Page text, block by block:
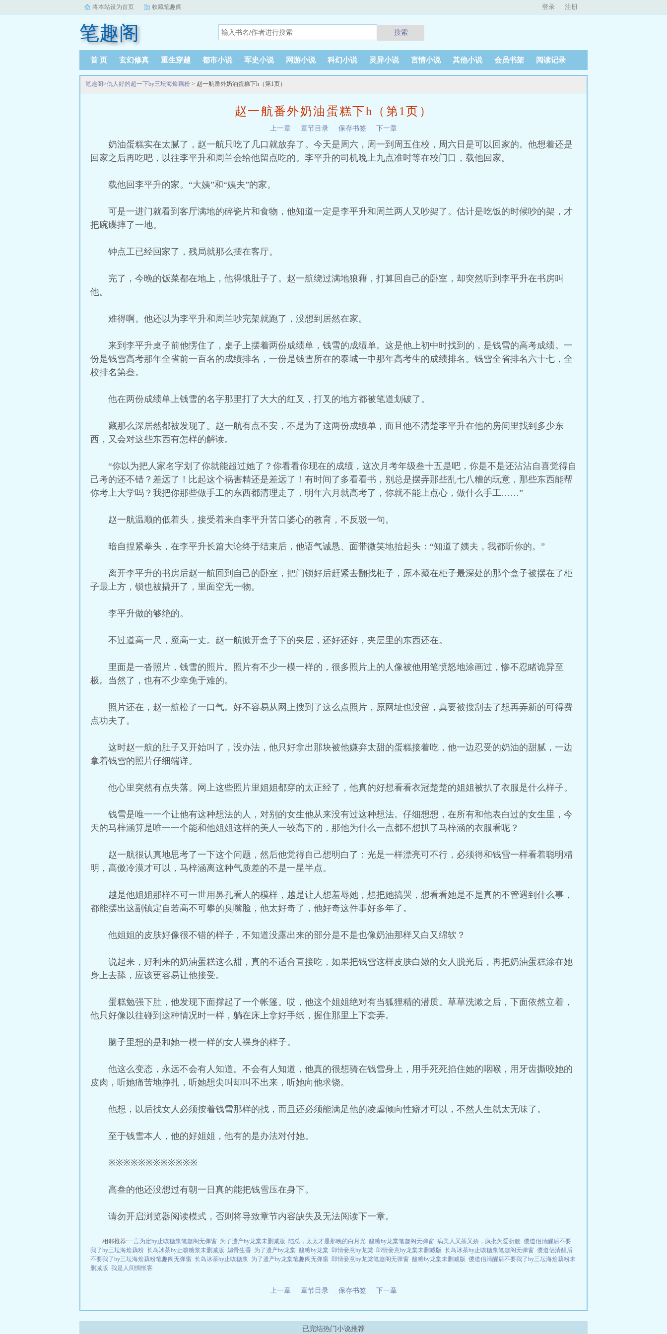
将本站设为首页 收藏笔趣阁 登录 注册
笔趣阁 搜索
首 页 玄幻修真 重生穿越 都市小说 军史小说 网游小说 科幻小说 灵异小说 言情小说 其他小说 会员书架 阅读记录
笔趣阁>仇人好的超一下by三坛海烩藕粉 > 赵一航番外奶油蛋糕下h（第1页）
赵一航番外奶油蛋糕下h（第1页）
上一章 章节目录 保存书签 下一章
奶油蛋糕实在太腻了，赵一航只吃了几口就放弃了。今天是周六，周一到周五住校，周六日是可以回家的。他想着还是
回家之后再吃吧，以往李平升和周兰会给他留点吃的。李平升的司机晚上九点准时等在校门口，载他回家。
载他回李平升的家。“大姨”和“姨夫”的家。
可是一进门就看到客厅满地的碎瓷片和食物，他知道一定是李平升和周兰两人又吵架了。估计是吃饭的时候吵的架，才
把碗碟摔了一地。
钟点工已经回家了，残局就那么摆在客厅。
完了，今晚的饭菜都在地上，他得饿肚子了。赵一航绕过满地狼藉，打算回自己的卧室，却突然听到李平升在书房叫
他。
难得啊。他还以为李平升和周兰吵完架就跑了，没想到居然在家。
来到李平升桌子前他愣住了，桌子上摆着两份成绩单，钱雪的成绩单。这是他上初中时找到的，是钱雪的高考成绩。一
份是钱雪高考那年全省前一百名的成绩排名，一份是钱雪所在的泰城一中那年高考生的成绩排名。钱雪全省排名六十七，全
校排名第叁。
他在两份成绩单上钱雪的名字那里打了大大的红叉，打叉的地方都被笔道划破了。
藏那么深居然都被发现了。赵一航有点不安，不是为了这两份成绩单，而且他不清楚李平升在他的房间里找到多少东
西，又会对这些东西有怎样的解读。
“你以为把人家名字划了你就能超过她了？你看看你现在的成绩，这次月考年级叁十五是吧，你是不是还沾沾自喜觉得自
己考的还不错？差远了！比起这个祸害精还是差远了！有时间了多看看书，别总是摆弄那些乱七八糟的玩意，那些东西能帮
你考上大学吗？我把你那些做手工的东西都清理走了，明年六月就高考了，你就不能上点心，做什么手工……”
赵一航温顺的低着头，接受着来自李平升苦口婆心的教育，不反驳一句。
暗自捏紧拳头，在李平升长篇大论终于结束后，他语气诚恳、面带微笑地抬起头：“知道了姨夫，我都听你的。”
离开李平升的书房后赵一航回到自己的卧室，把门锁好后赶紧去翻找柜子，原本藏在柜子最深处的那个盒子被摆在了柜
子最上方，锁也被撬开了，里面空无一物。
李平升做的够绝的。
不过道高一尺，魔高一丈。赵一航掀开盒子下的夹层，还好还好，夹层里的东西还在。
里面是一沓照片，钱雪的照片。照片有不少一模一样的，很多照片上的人像被他用笔愤怒地涂画过，惨不忍睹诡异至
极。当然了，也有不少幸免于难的。
照片还在，赵一航松了一口气。好不容易从网上搜到了这么点照片，原网址也没留，真要被搜刮去了想再弄新的可得费
点功夫了。
这时赵一航的肚子又开始叫了，没办法，他只好拿出那块被他嫌弃太甜的蛋糕接着吃，他一边忍受的奶油的甜腻，一边
拿着钱雪的照片仔细端详。
他心里突然有点失落。网上这些照片里姐姐都穿的太正经了，他真的好想看看衣冠楚楚的姐姐被扒了衣服是什么样子。
钱雪是唯一一个让他有这种想法的人，对别的女生他从来没有过这种想法。仔细想想，在所有和他表白过的女生里，今
天的马梓涵算是唯一一个能和他姐姐这样的美人一较高下的，那他为什么一点都不想扒了马梓涵的衣服看呢？
赵一航很认真地思考了一下这个问题，然后他觉得自己想明白了：光是一样漂亮可不行，必须得和钱雪一样看着聪明精
明，高傲冷漠才可以，马梓涵离这种气质差的不是一星半点。
越是他姐姐那样不可一世用鼻孔看人的模样，越是让人想羞辱她，想把她搞哭，想看看她是不是真的不管遇到什么事，
都能摆出这副镇定自若高不可攀的臭嘴脸，他太好奇了，他好奇这件事好多年了。
他姐姐的皮肤好像很不错的样子，不知道没露出来的部分是不是也像奶油那样又白又绵软？
说起来，好利来的奶油蛋糕这么甜，真的不适合直接吃，如果把钱雪这样皮肤白嫩的女人脱光后，再把奶油蛋糕涂在她
身上去舔，应该更容易让他接受。
蛋糕勉强下肚，他发现下面撑起了一个帐篷。哎，他这个姐姐绝对有当狐狸精的潜质。草草洗漱之后，下面依然立着，
他只好像以往碰到这种情况时一样，躺在床上拿好手纸，握住那里上下套弄。
脑子里想的是和她一模一样的女人裸身的样子。
他这么变态，永远不会有人知道。不会有人知道，他真的很想骑在钱雪身上，用手死死掐住她的咽喉，用牙齿撕咬她的
皮肉，听她痛苦地挣扎，听她想尖叫却叫不出来，听她向他求饶。
他想，以后找女人必须按着钱雪那样的找，而且还必须能满足他的凌虐倾向性癖才可以，不然人生就太无味了。
至于钱雪本人，他的好姐姐，他有的是办法对付她。
※※※※※※※※※※※※
高叁的他还没想过有朝一日真的能把钱雪压在身下。
请勿开启浏览器阅读模式，否则将导致章节内容缺失及无法阅读下一章。
相邻推荐:一言为定by止咳糖浆笔趣阁无弹窗 为了遗产by龙棠未删减版 陆总，太太才是那晚的白月光 酸糖by龙棠笔趣阁无弹窗 病美人又茶又娇，疯批为爱折腰 儍道侣清醒后不要
我了by三坛海烩藕粉 长岛冰茶by止咳糖浆未删减版 媚骨生香 为了遗产by龙棠 酸糖by龙棠 郎情妾意by龙棠 郎情妾意by龙棠未删减版 长岛冰茶by止咳糖浆笔趣阁无弹窗 儍道侣清醒后
不要我了by三坛海烩藕粉笔趣阁无弹窗 长岛冰茶by止咳糖浆 为了遗产by龙棠笔趣阁无弹窗 郎情妾意by龙棠笔趣阁无弹窗 酸糖by龙棠未删减版 儍道侣清醒后不要我了by三坛海烩藕粉未
删减版 我是人间惆怅客
上一章 章节目录 保存书签 下一章
已完结热门小说推荐